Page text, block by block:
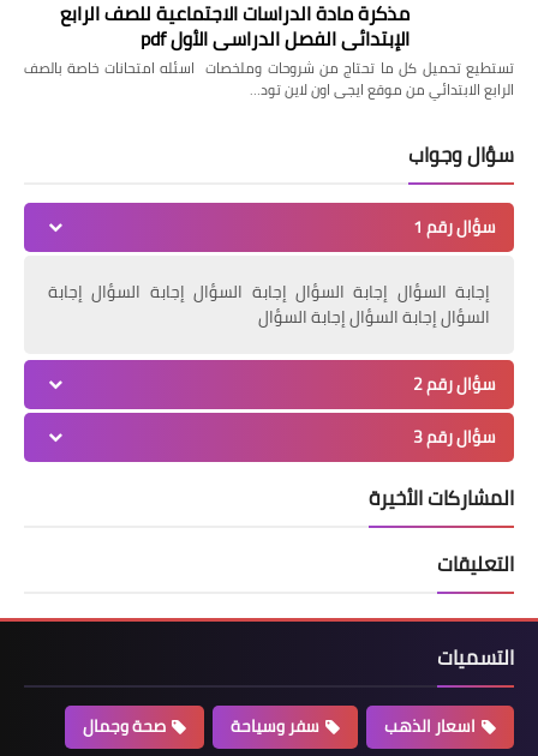
مذكرة مادة الدراسات الاجتماعية للصف الرابع
الإبتدائي الفصل الدراسي الأول pdf
تستطيع تحميل كل ما تحتاج من شروحات وملخصات اسئله امتحانات خاصة بالصف
الرابع الابتدائي من موقع ايجى اون لاين تود…
سؤال وجواب
سؤال رقم 1
إجابة السؤال إجابة السؤال إجابة السؤال إجابة السؤال إجابة
السؤال إجابة السؤال إجابة السؤال
سؤال رقم 2
سؤال رقم 3
المشاركات الأخيرة
التعليقات
التسميات
اسعار الذهب سفر وسياحة
صحة وجمال